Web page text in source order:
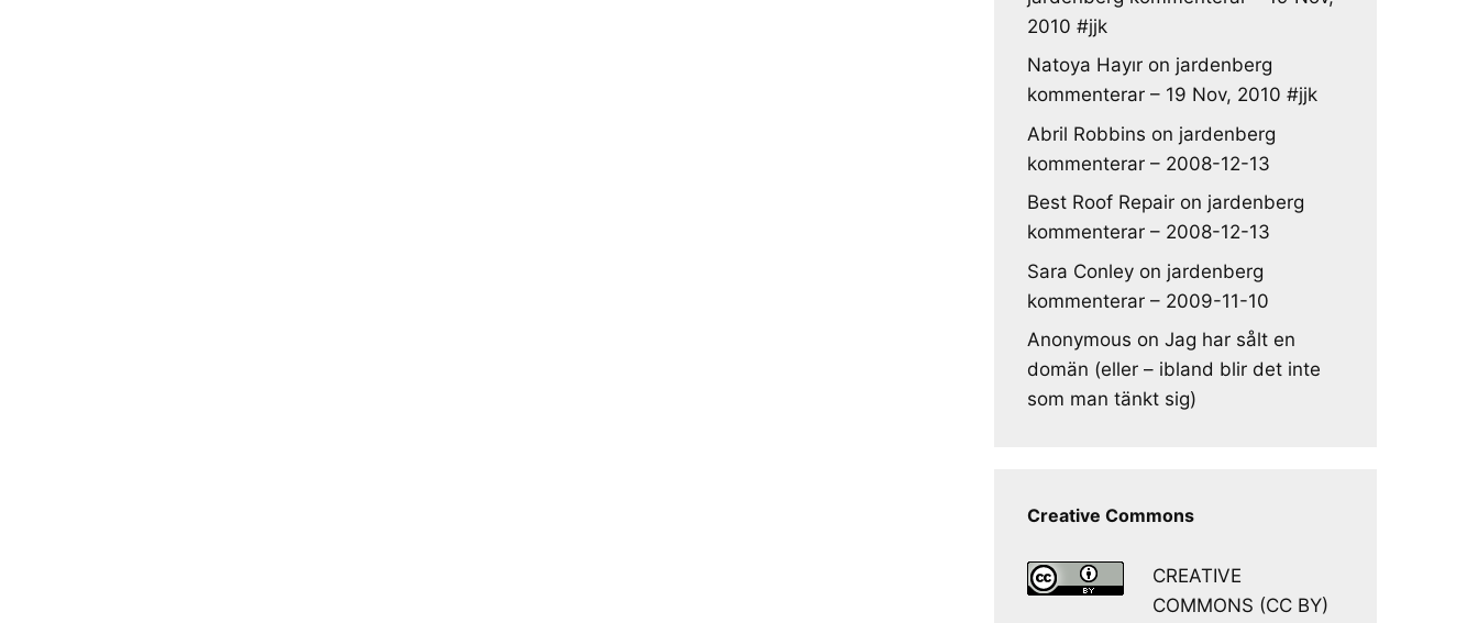
2010 #jjk
Natoya Hayır on jardenberg
kommenterar – 19 Nov, 2010 #jjk
Abril Robbins on jardenberg
kommenterar – 2008-12-13
Best Roof Repair on jardenberg
kommenterar – 2008-12-13
Sara Conley on jardenberg
kommenterar – 2009-11-10
Anonymous on Jag har sålt en
domän (eller – ibland blir det inte
som man tänkt sig)
Creative Commons
CREATIVE
COMMONS (CC BY)